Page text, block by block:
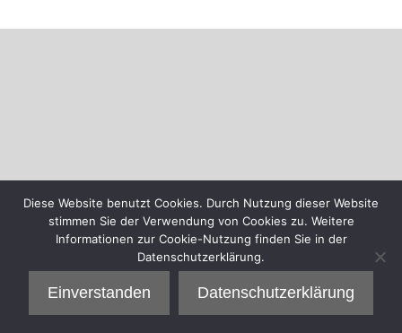
Diese Website benutzt Cookies. Durch Nutzung dieser Website
stimmen Sie der Verwendung von Cookies zu. Weitere
Informationen zur Cookie-Nutzung finden Sie in der
Datenschutzerklärung.
Einverstanden Datenschutzerklärung